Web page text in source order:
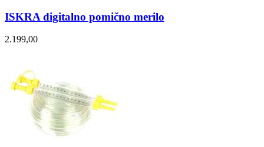
ISKRA digitalno pomično merilo
2.199,00